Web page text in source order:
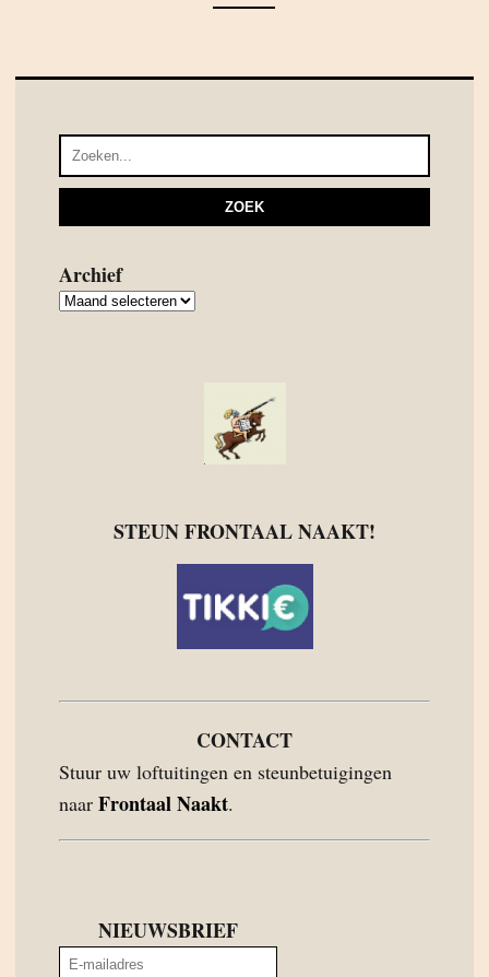
Archief
Archief
STEUN FRONTAAL NAAKT!
CONTACT
Stuur uw loftuitingen en steunbetuigingen
naar Frontaal Naakt.
NIEUWSBRIEF